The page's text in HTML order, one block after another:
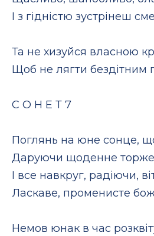
І з гідністю зустрінеш
Та не хизуйся власною
Щоб не лягти бездітним
С О Н Е Т 7
Поглянь на юне сонце,
Даруючи щоденне
І все навкруг, радіючи,
Ласкаве, променисте
Немов юнак в час